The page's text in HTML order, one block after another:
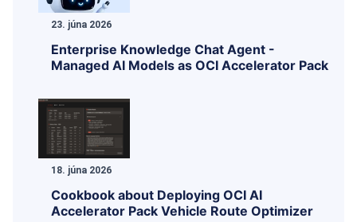
23. júna 2026
Enterprise Knowledge Chat Agent -
Managed AI Models as OCI Accelerator Pack
18. júna 2026
Cookbook about Deploying OCI AI
Accelerator Pack Vehicle Route Optimizer